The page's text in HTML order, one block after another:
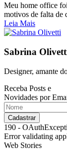
Meu home office
motivos de falta de
Leia Mais
Sabrina
Designer, amante
Receba Posts e
Novidades por
190 -
Error validating
Web Stories